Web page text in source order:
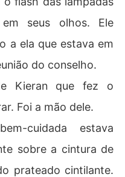
seus olhos. Ele
a ela que estava em
do conselho.
Kieran que fez o
Foi a mão dele.
cuidada estava
sobre a cintura de
prateado cintilante.